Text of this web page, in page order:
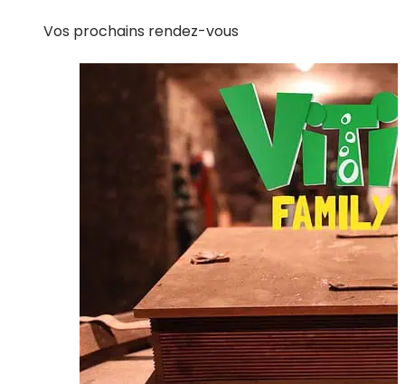
Vos prochains rendez-vous